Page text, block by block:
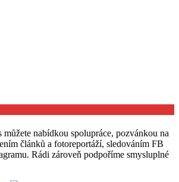
nabídkou spolupráce, pozvánkou na
článků a fotoreportáží, sledováním FB
Rádi zároveň podpoříme smysluplné